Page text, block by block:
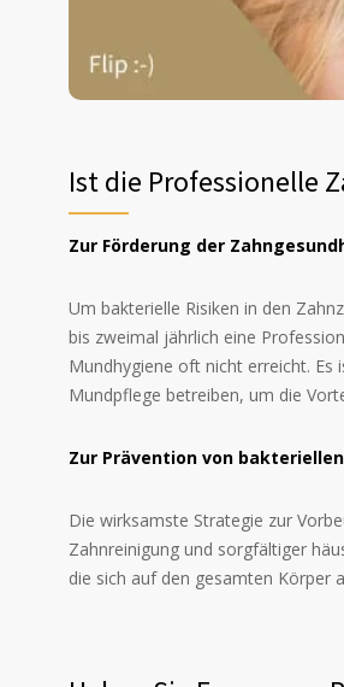
Ist die Professionelle
Zur Förderung der
Um bakterielle Risiken in den
bis zweimal jährlich eine
Mundhygiene oft nicht erreicht. Es
Mundpflege betreiben, um die
Zur Prävention von
Die wirksamste Strategie zur
Zahnreinigung und sorgfältiger
die sich auf den gesamten Körper